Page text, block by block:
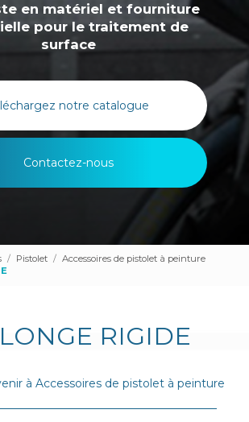
en matériel et fourniture
pour le traitement de
surface
notre catalogue
Contactez-nous
Pistolet
Accessoires de pistolet à peinture
RIGIDE
à Accessoires de pistolet à peinture